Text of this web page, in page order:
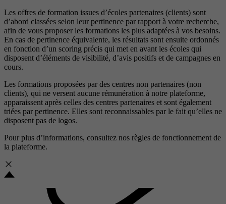
Les offres de formation issues d’écoles partenaires (clients) sont
d’abord classées selon leur pertinence par rapport à votre recherche,
afin de vous proposer les formations les plus adaptées à vos besoins.
En cas de pertinence équivalente, les résultats sont ensuite ordonnés
en fonction d’un scoring précis qui met en avant les écoles qui
disposent d’éléments de visibilité, d’avis positifs et de campagnes en
cours.
Les formations proposées par des centres non partenaires (non
clients), qui ne versent aucune rémunération à notre plateforme,
apparaissent après celles des centres partenaires et sont également
triées par pertinence. Elles sont reconnaissables par le fait qu’elles ne
disposent pas de logos.
Pour plus d’informations, consultez nos règles de fonctionnement de
la plateforme.